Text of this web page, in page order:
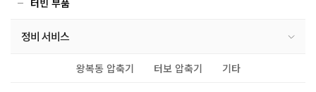
터빈 부품
정비 서비스
왕복동 압축기 터보 압축기 기타